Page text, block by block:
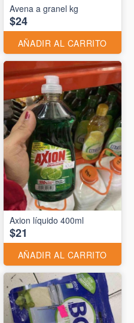
Avena a granel kg
$24
AÑADIR AL CARRITO
Axion líquido 400ml
$21
AÑADIR AL CARRITO